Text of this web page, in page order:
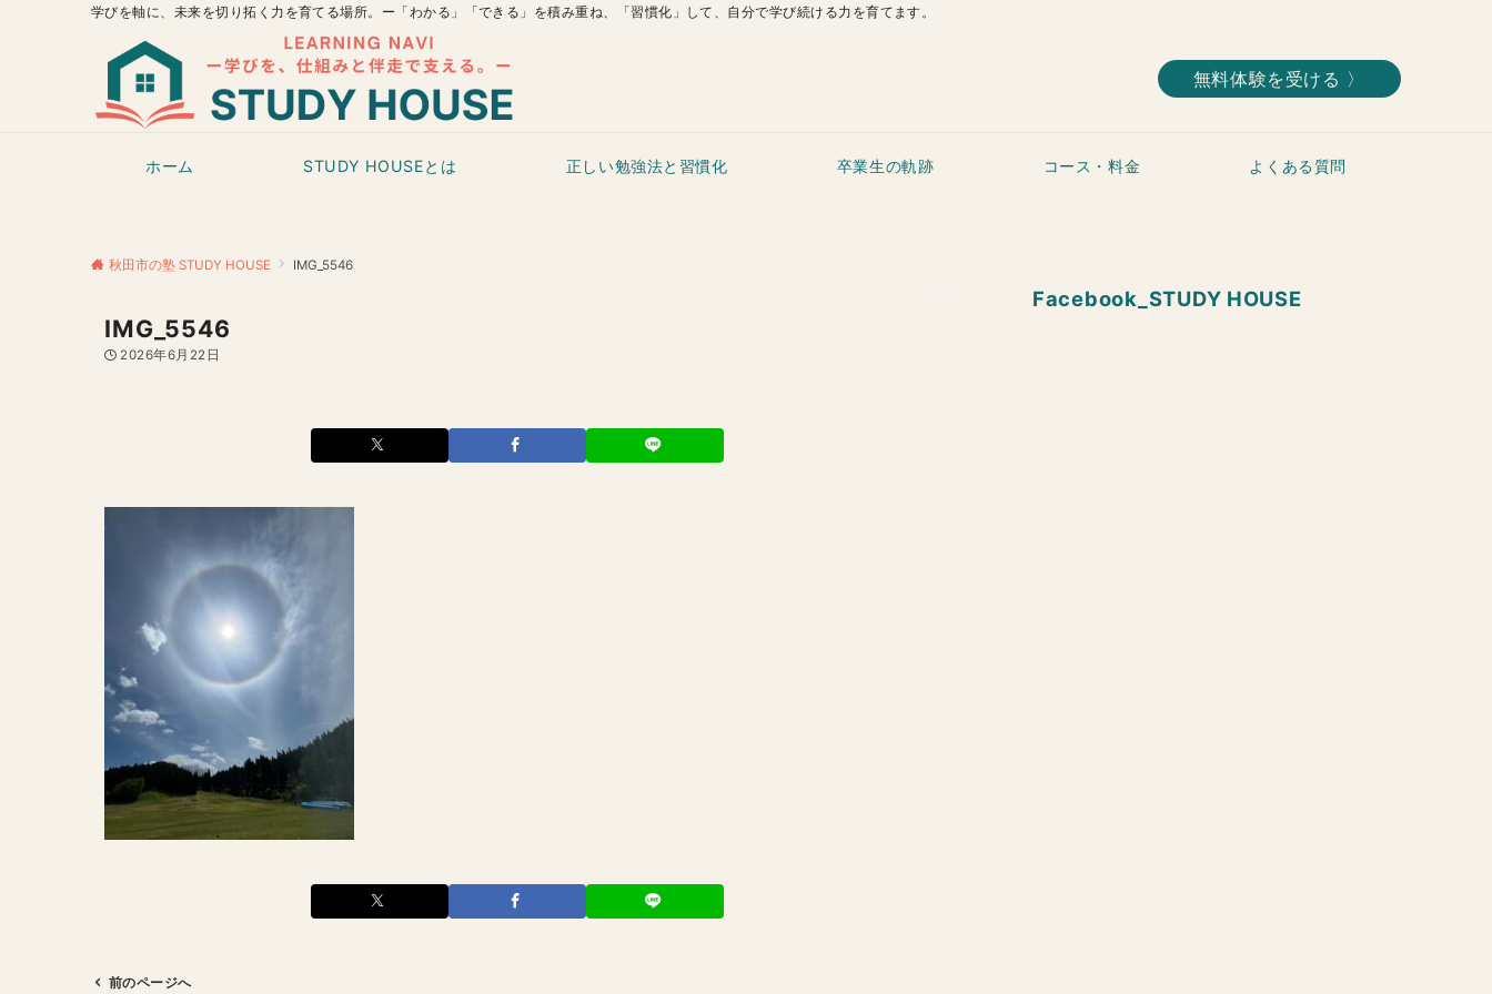
学びを軸に、未来を切り拓く力を育てる場所。ー「わかる」「できる」を積み重ね、「習慣化」して、自分で学び続ける力を育てます。
無料体験を受ける 〉
ホーム STUDY HOUSEとは 正しい勉強法と習慣化 卒業生の軌跡 コース・料金 よくある質問
秋田市の塾 STUDY HOUSE IMG_5546
IMG_5546
2026年6月22日
前のページへ
Facebook_STUDY HOUSE